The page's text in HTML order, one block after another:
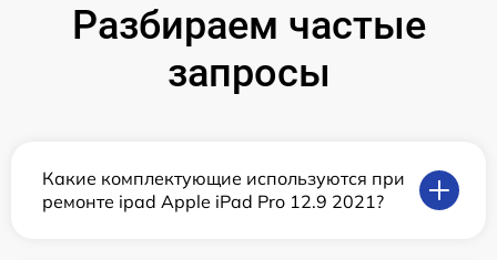
Разбираем частые
запросы
Какие комплектующие используются при
ремонте ipad Apple iPad Pro 12.9 2021?